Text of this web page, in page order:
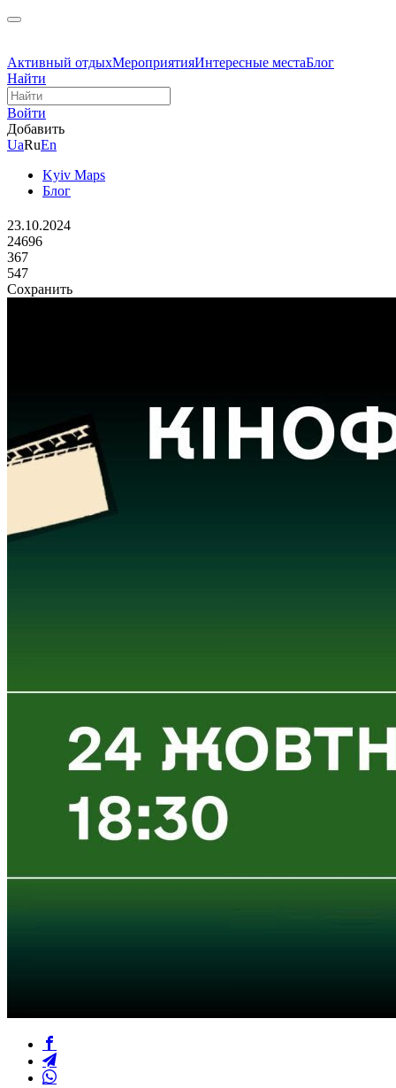
Активный отдыхМероприятияИнтересные местаБлог
Найти
Войти
Добавить
UaRuEn
Kyiv Maps
Блог
23.10.2024
24696
367
547
Сохранить